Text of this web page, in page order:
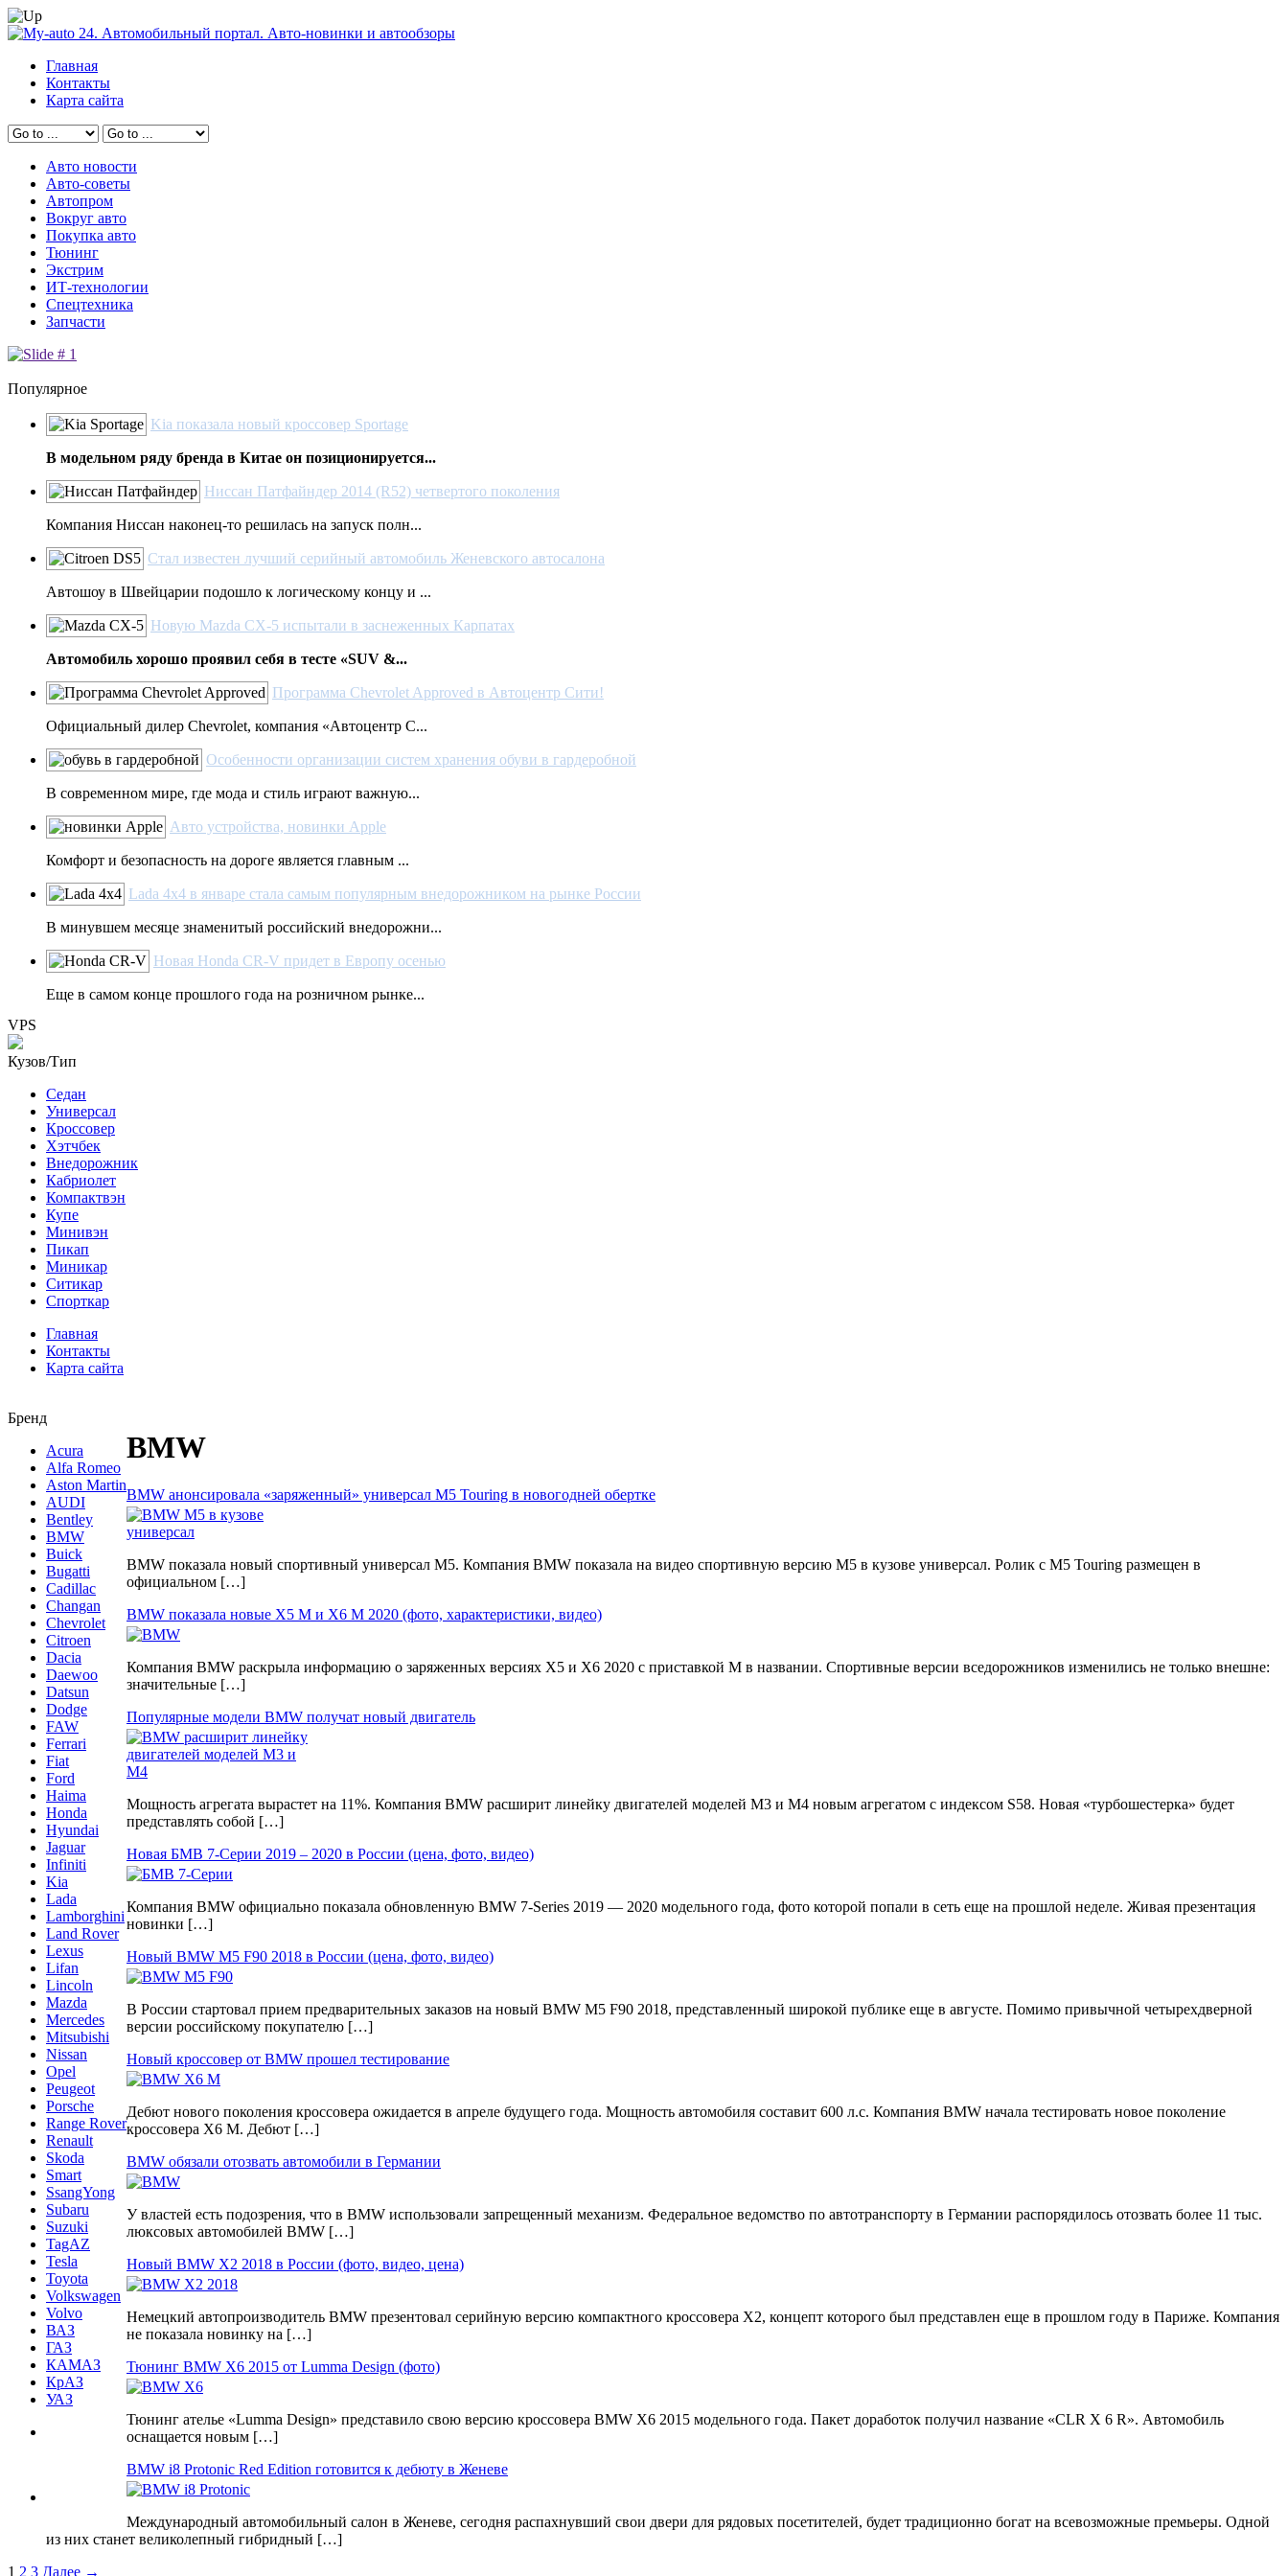
Главная
Контакты
Карта сайта
Авто новости
Авто-советы
Автопром
Вокруг авто
Покупка авто
Тюнинг
Экстрим
ИТ-технологии
Спецтехника
Запчасти
Популярное
Kia показала новый кроссовер Sportage
В модельном ряду бренда в Китае он позиционируется...
Ниссан Патфайндер 2014 (R52) четвертого поколения
Компания Ниссан наконец-то решилась на запуск полн...
Стал известен лучший серийный автомобиль Женевского автосалона
Автошоу в Швейцарии подошло к логическому концу и ...
Новую Mazda CX-5 испытали в заснеженных Карпатах
Автомобиль хорошо проявил себя в тесте «SUV &...
Программа Chevrolet Approved в Автоцентр Сити!
Официальный дилер Chevrolet, компания «Автоцентр С...
Особенности организации систем хранения обуви в гардеробной
В современном мире, где мода и стиль играют важную...
Авто устройства, новинки Apple
Комфорт и безопасность на дороге является главным ...
Lada 4x4 в январе стала самым популярным внедорожником на рынке России
В минувшем месяце знаменитый российский внедорожни...
Новая Honda CR-V придет в Европу осенью
Еще в самом конце прошлого года на розничном рынке...
VPS
Кузов/Тип
Седан
Универсал
Кроссовер
Хэтчбек
Внедорожник
Кабриолет
Компактвэн
Купе
Минивэн
Пикап
Миникар
Ситикар
Спорткар
Главная
Контакты
Карта сайта
Бренд
Acura
Alfa Romeo
Aston Martin
AUDI
Bentley
BMW
Buick
Bugatti
Cadillac
Changan
Chevrolet
Citroen
Dacia
Daewoo
Datsun
Dodge
FAW
Ferrari
Fiat
Ford
Haima
Honda
Hyundai
Jaguar
Infiniti
Kia
Lada
Lamborghini
Land Rover
Lexus
Lifan
Lincoln
Mazda
Mercedes
Mitsubishi
Nissan
Opel
Peugeot
Porsche
Range Rover
Renault
Skoda
Smart
SsangYong
Subaru
Suzuki
TagAZ
Tesla
Toyota
Volkswagen
Volvo
ВАЗ
ГАЗ
КАМАЗ
КрАЗ
УАЗ
BMW
BMW анонсировала «заряженный» универсал M5 Touring в новогодней обертке
BMW показала новый спортивный универсал М5. Компания BMW показала на видео спортивную версию M5 в кузове универсал. Ролик с M5 Touring размещен в
официальном […]
BMW показала новые X5 M и Х6 М 2020 (фото, характеристики, видео)
Компания BMW раскрыла информацию о заряженных версиях X5 и Х6 2020 с приставкой M в названии. Спортивные версии вседорожников изменились не только внешне:
значительные […]
Популярные модели BMW получат новый двигатель
Мощность агрегата вырастет на 11%. Компания BMW расширит линейку двигателей моделей M3 и M4 новым агрегатом с индексом S58. Новая «турбошестерка» будет
представлять собой […]
Новая БМВ 7-Серии 2019 – 2020 в России (цена, фото, видео)
Компания BMW официально показала обновленную BMW 7-Series 2019 — 2020 модельного года, фото которой попали в сеть еще на прошлой неделе. Живая презентация
новинки […]
Новый BMW M5 F90 2018 в России (цена, фото, видео)
В России стартовал прием предварительных заказов на новый BMW M5 F90 2018, представленный широкой публике еще в августе. Помимо привычной четырехдверной
версии российскому покупателю […]
Новый кроссовер от BMW прошел тестирование
Дебют нового поколения кроссовера ожидается в апреле будущего года. Мощность автомобиля составит 600 л.с. Компания BMW начала тестировать новое поколение
кроссовера X6 M. Дебют […]
BMW обязали отозвать автомобили в Германии
У властей есть подозрения, что в BMW использовали запрещенный механизм. Федеральное ведомство по автотранспорту в Германии распорядилось отозвать более 11 тыс.
люксовых автомобилей BMW […]
Новый BMW X2 2018 в России (фото, видео, цена)
Немецкий автопроизводитель BMW презентовал серийную версию компактного кроссовера X2, концепт которого был представлен еще в прошлом году в Париже. Компания
не показала новинку на […]
Тюнинг BMW X6 2015 от Lumma Design (фото)
Тюнинг ателье «Lumma Design» представило свою версию кроссовера BMW X6 2015 модельного года. Пакет доработок получил название «CLR X 6 R». Автомобиль
оснащается новым […]
BMW i8 Protonic Red Edition готовится к дебюту в Женеве
Международный автомобильный салон в Женеве, сегодня распахнувший свои двери для рядовых посетителей, будет традиционно богат на всевозможные премьеры. Одной
из них станет великолепный гибридный […]
1 2 3 Далее →